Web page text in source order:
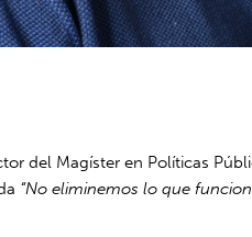
del Magíster en Políticas
“No eliminemos lo que